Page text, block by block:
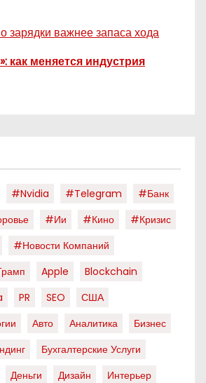
зарядки важнее запаса хода
как меняется индустрия
#nvidia #telegram
#банк
#ии #кино
#кризис
#новости Компаний
Apple
Blockchain
PR SEO
США
Авто Аналитика
Бизнес
Бухгалтерские Услуги
Деньги Дизайн
Интерьер